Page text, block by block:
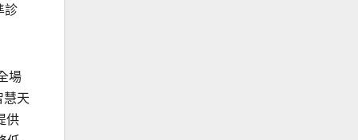
診
場
慧天
供